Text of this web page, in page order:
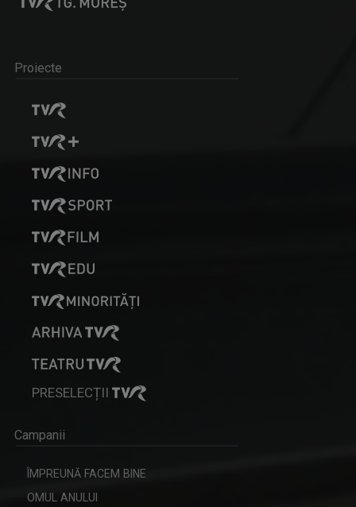
Proiecte
PRESELECȚII
Campanii
ÎMPREUNĂ FACEM BINE
OMUL ANULUI